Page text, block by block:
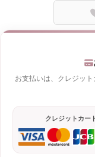
お支払いは、クレジッ
クレジットカー